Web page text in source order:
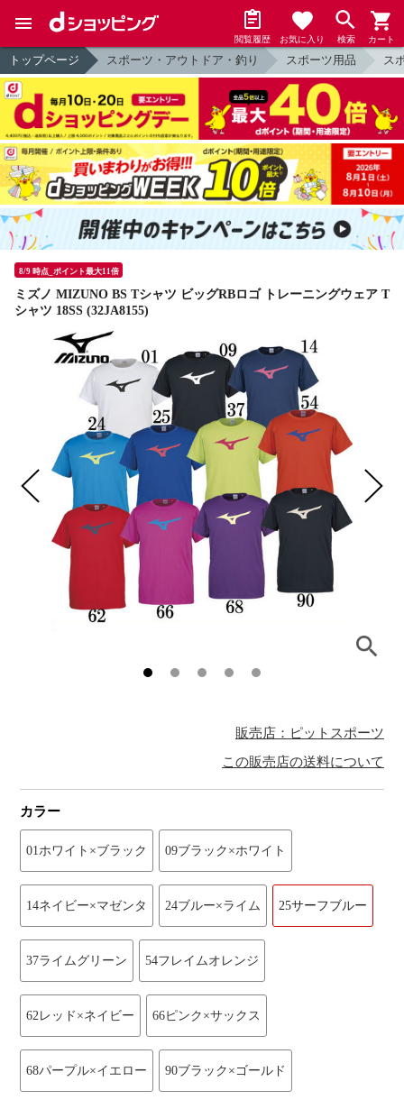
閲覧履歴 お気に入り 検索 カート
トップページ スポーツ・アウトドア・釣り スポーツ用品 ス
8/9 時点_ポイント最大11倍
ミズノ MIZUNO BS Tシャツ ビッグRBロゴ トレーニングウェア T
シャツ 18SS (32JA8155)
販売店：ピットスポーツ
この販売店の送料について
カラー
01ホワイト×ブラック 09ブラック×ホワイト
14ネイビー×マゼンタ 24ブルー×ライム 25サーフブルー
37ライムグリーン 54フレイムオレンジ
62レッド×ネイビー 66ピンク×サックス
68パープル×イエロー 90ブラック×ゴールド